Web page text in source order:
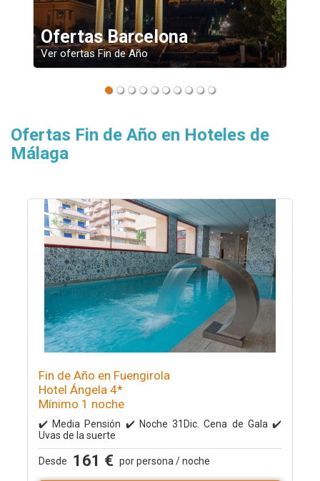
Ofertas Valencia
Ver ofertas Fin de Año
Ofertas Fin de Año en Hoteles de
Málaga
Fin de Año en Fuengirola
Hotel Ángela 4*
Mínimo 1 noche
✔️ Media Pensión ✔️ Noche 31Dic. Cena de Gala ✔️
Uvas de la suerte
Desde 161 € por persona / noche